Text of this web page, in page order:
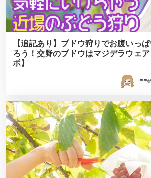
【追記あり】ブドウ狩りでお腹いっ
ろう！交野のブドウはマジデラウェ
ポ】
モモ